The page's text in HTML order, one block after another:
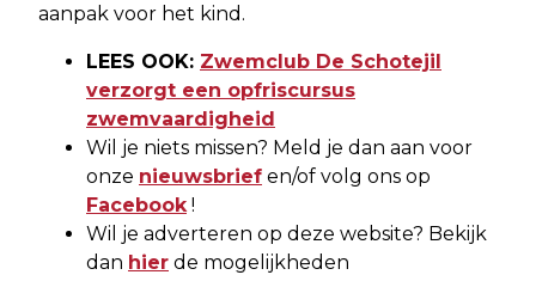
aanpak voor het kind.
LEES OOK: Zwemclub De Schotejil
verzorgt een opfriscursus
zwemvaardigheid
Wil je niets missen? Meld je dan aan voor
onze nieuwsbrief en/of volg ons op
Facebook !
Wil je adverteren op deze website? Bekijk
dan hier de mogelijkheden